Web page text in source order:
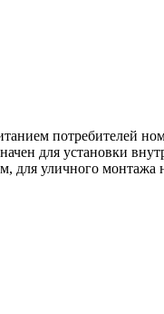
для установки
для уличного